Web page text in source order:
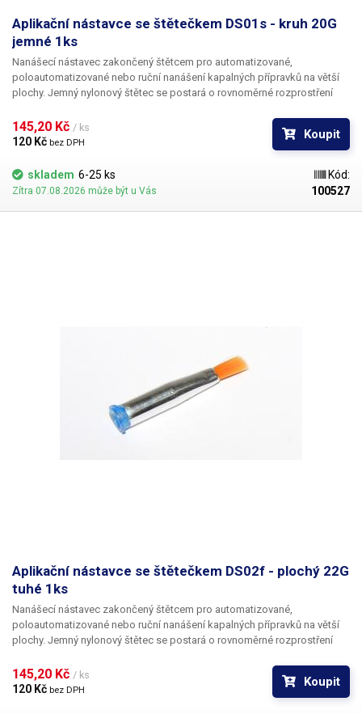
Aplikační nástavce se štětečkem DS01s - kruh 20G
jemné 1ks
Nanášecí nástavec zakončený štětcem pro automatizované,
poloautomatizované nebo ruční nanášení kapalných přípravků na větší
plochy. Jemný nylonový štětec se postará o rovnoměrné rozprostření
Nabízíme nástavce se dvěma tuhostmi štětce; pro hrubší povrchy a
hustší kapaliny je vhodnější štětec s tužšími a silnějšími vlákny; proto
jsou všechny dispenzní nástavce vyrobeny ve dvou provedeních
145,20 Kč / ks
120 Kč bez DPH
Koupit
skladem 6-25 ks
Zítra 07.08.2026 může být u Vás
Kód:
100527
Aplikační nástavce se štětečkem DS02f - plochý 22G
tuhé 1ks
Nanášecí nástavec zakončený štětcem pro automatizované,
poloautomatizované nebo ruční nanášení kapalných přípravků na větší
plochy. Jemný nylonový štětec se postará o rovnoměrné rozprostření
Nabízíme nástavce se dvěma tuhostmi štětce; pro hrubší povrchy a
hustší kapaliny je vhodnější štětec s tužšími a silnějšími vlákny; proto
jsou všechny dispenzní nástavce vyrobeny ve dvou provedeních
145,20 Kč / ks
120 Kč bez DPH
Koupit